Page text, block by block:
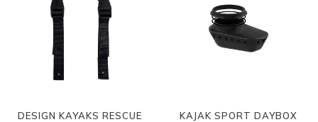
DESIGN KAYAKS RESCUE
KAJAK SPORT DAYBOX